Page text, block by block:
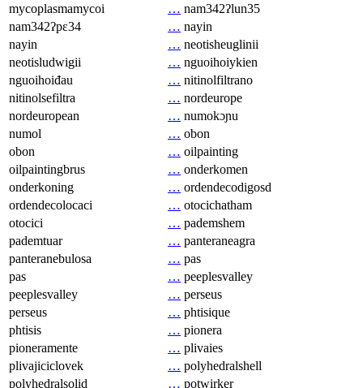
mycoplasmamycoi
… nam342ʔlun35
nam342ʔpɛ34
… nayin
nayin
… neotisheuglinii
neotisludwigii
… nguoihoiykien
nguoihoiđau
… nitinolfiltrano
nitinolsefiltra
… nordeurope
nordeuropean
… numokɔɲu
numol
… obon
obon
… oilpainting
oilpaintingbrus
… onderkomen
onderkoning
… ordendecodigosd
ordendecolocaci
… otocichatham
otocici
… pademshem
pademtuar
… panteraneagra
panteranebulosa
… pas
pas
… peeplesvalley
peeplesvalley
… perseus
perseus
… phtisique
phtisis
… pionera
pioneramente
… plivaies
plivajiciclovek
… polyhedralshell
polyhedralsolid
… potwirker